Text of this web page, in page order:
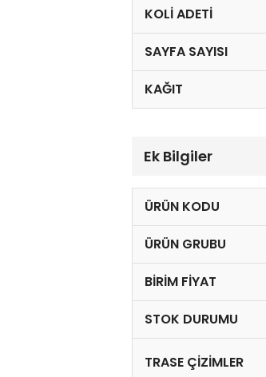
KOLI ADETI
SAYFA SAYISI
KAĞIT
Ek Bilgiler
ÜRÜN KODU
ÜRÜN GRUBU
BIRIM FIYAT
STOK DURUMU
TRASE ÇIZIMLER